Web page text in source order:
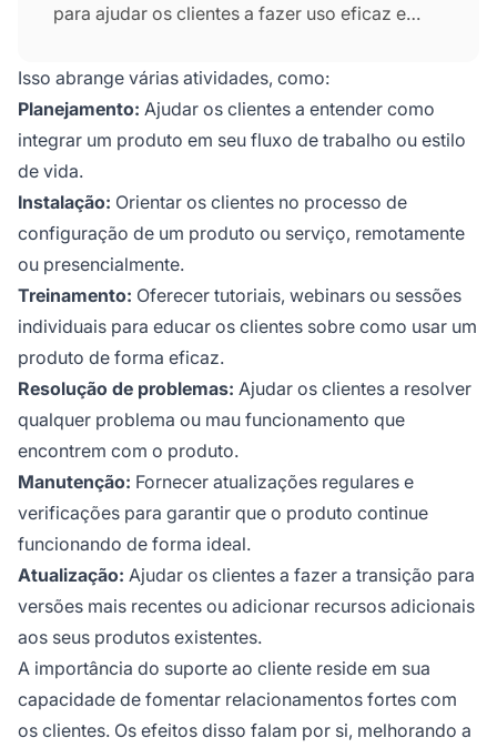
para ajudar os clientes a fazer uso eficaz e
Isso abrange várias atividades, como:
Planejamento: Ajudar os clientes a entender como
integrar um produto em seu fluxo de trabalho ou estilo
de vida.
Instalação: Orientar os clientes no processo de
configuração de um produto ou serviço, remotamente
ou presencialmente.
Treinamento: Oferecer tutoriais, webinars ou sessões
individuais para educar os clientes sobre como usar um
produto de forma eficaz.
Resolução de problemas: Ajudar os clientes a resolver
qualquer problema ou mau funcionamento que
encontrem com o produto.
Manutenção: Fornecer atualizações regulares e
verificações para garantir que o produto continue
funcionando de forma ideal.
Atualização: Ajudar os clientes a fazer a transição para
versões mais recentes ou adicionar recursos adicionais
aos seus produtos existentes.
A importância do suporte ao cliente reside em sua
capacidade de fomentar relacionamentos fortes com
os clientes. Os efeitos disso falam por si, melhorando a